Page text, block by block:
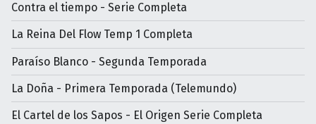
Contra el tiempo - Serie Completa
La Reina Del Flow Temp 1 Completa
Paraíso Blanco - Segunda Temporada
La Doña - Primera Temporada (Telemundo)
El Cartel de los Sapos - El Origen Serie Completa